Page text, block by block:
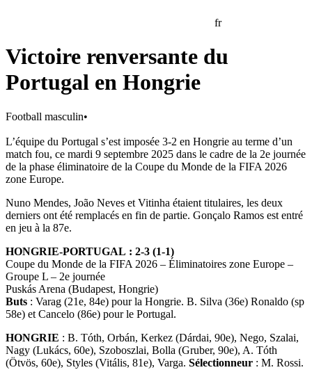
fr
Victoire renversante du
Portugal en Hongrie
Football masculin•
L’équipe du Portugal s’est imposée 3-2 en Hongrie au terme d’un
match fou, ce mardi 9 septembre 2025 dans le cadre de la 2e journée
de la phase éliminatoire de la Coupe du Monde de la FIFA 2026
zone Europe.
Nuno Mendes, João Neves et Vitinha étaient titulaires, les deux
derniers ont été remplacés en fin de partie. Gonçalo Ramos est entré
en jeu à la 87e.
HONGRIE-PORTUGAL : 2-3 (1-1)
Coupe du Monde de la FIFA 2026 – Éliminatoires zone Europe –
Groupe L – 2e journée
Puskás Arena (Budapest, Hongrie)
Buts : Varag (21e, 84e) pour la Hongrie. B. Silva (36e) Ronaldo (sp
58e) et Cancelo (86e) pour le Portugal.
HONGRIE : B. Tóth, Orbán, Kerkez (Dárdai, 90e), Nego, Szalai,
Nagy (Lukács, 60e), Szoboszlai, Bolla (Gruber, 90e), A. Tóth
(Ötvös, 60e), Styles (Vitális, 81e), Varga. Sélectionneur : M. Rossi.